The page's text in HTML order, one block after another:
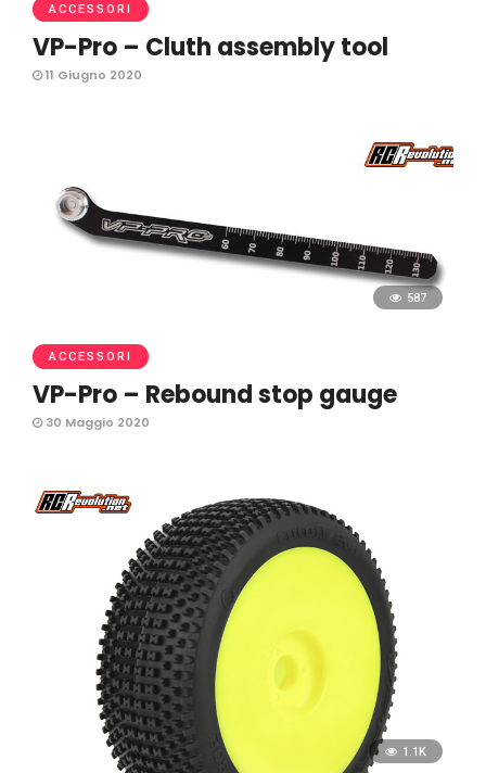
ACCESSORI
VP-Pro – Cluth assembly tool
11 Giugno 2020
587
ACCESSORI
VP-Pro – Rebound stop gauge
30 Maggio 2020
1.1K